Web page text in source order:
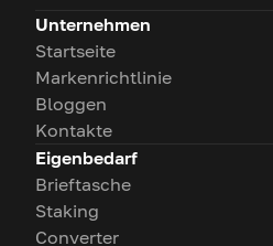
Unternehmen
Startseite
Markenrichtlinie
Bloggen
Kontakte
Eigenbedarf
Brieftasche
Staking
Converter